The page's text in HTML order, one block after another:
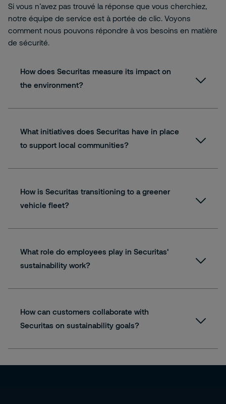
Si vous n’avez pas trouvé la réponse que vous cherchiez,
notre équipe de service est à portée de clic. Voyons
comment nous pouvons répondre à vos besoins en matière
de sécurité.
How does Securitas measure its impact on
the environment?
What initiatives does Securitas have in place
to support local communities?
How is Securitas transitioning to a greener
vehicle fleet?
What role do employees play in Securitas'
sustainability work?
How can customers collaborate with
Securitas on sustainability goals?